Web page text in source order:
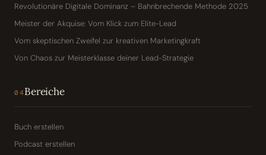
Revolutionäre Digitale Dominanz – Bahnbrechende Methode 2025
Meister der Akquise: Vom Klick zum Elite-Lead
Vom skeptischen Zweifel zur kreativen Marketingkraft
Von Chaos zur Meisterklasse deiner Lead-Strategie
04Bereiche
Buch erstellen
Podcast erstellen